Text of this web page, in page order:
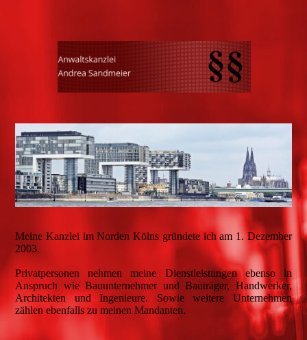
Meine Kanzlei im Norden Kölns gründete ich am 1. Dezember
2003.
Privatpersonen nehmen meine Dienstleistungen ebenso in
Anspruch wie Bauunternehmer und Bauträger, Handwerker,
Architekten und Ingenieure. Sowie weitere Unternehmen
zählen ebenfalls zu meinen Mandanten.